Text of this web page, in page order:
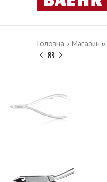
Головна » Магазин »